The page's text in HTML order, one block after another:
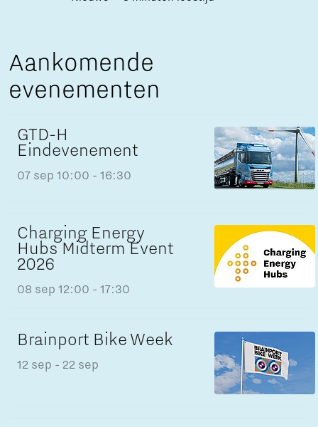
Aankomende
evenementen
GTD-H
Eindevenement
07 sep 10:00 - 16:30
Charging Energy
Hubs Midterm Event
2026
08 sep 12:00 - 17:30
Brainport Bike Week
12 sep - 22 sep